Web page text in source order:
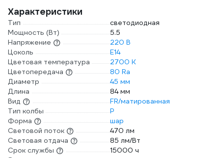
Характеристики
Тип
светодиодная
Мощность (Вт)
5.5
Напряжение
220 В
Цоколь
E14
Цветовая температура
2700 К
Цветопередача
80 Ra
Диаметр
45 мм
Длина
84 мм
Вид
FR/матированная
Тип колбы
P
Форма
шар
Световой поток
470 лм
Световая отдача
85 лм/Вт
Срок службы
15000 ч